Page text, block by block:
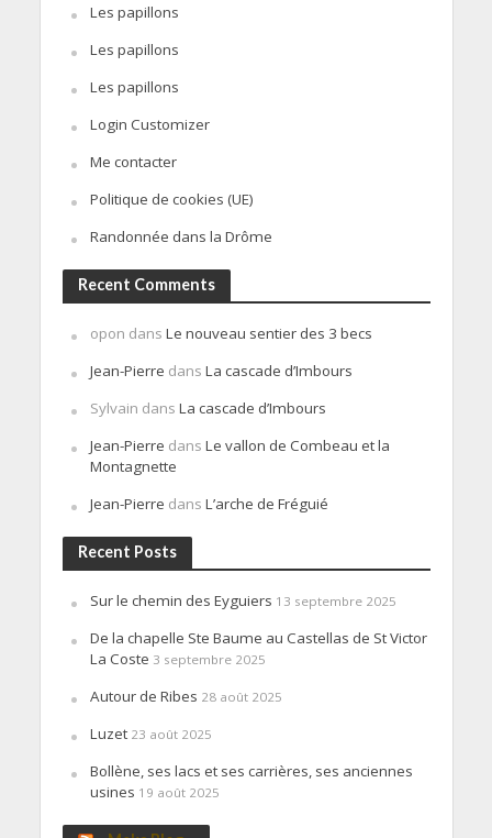
Les papillons
Les papillons
Les papillons
Login Customizer
Me contacter
Politique de cookies (UE)
Randonnée dans la Drôme
Recent Comments
opon dans Le nouveau sentier des 3 becs
Jean-Pierre dans La cascade d’Imbours
Sylvain dans La cascade d’Imbours
Jean-Pierre dans Le vallon de Combeau et la
Montagnette
Jean-Pierre dans L’arche de Fréguié
Recent Posts
Sur le chemin des Eyguiers 13 septembre 2025
De la chapelle Ste Baume au Castellas de St Victor
La Coste 3 septembre 2025
Autour de Ribes 28 août 2025
Luzet 23 août 2025
Bollène, ses lacs et ses carrières, ses anciennes
usines 19 août 2025